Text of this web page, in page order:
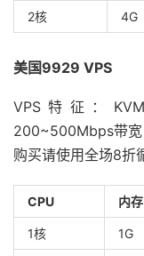
2核 4G
美国9929 VPS
VPS特征：
200~500Mbps带宽
购买请使用全场8折
CPU 内存
1核 1G